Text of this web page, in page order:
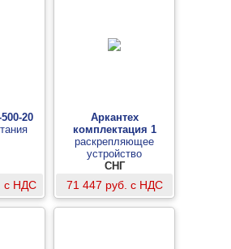
20
с НДС
Аркантех
комплектация 1
раскрепляющее
устройство
СНГ
71 447 руб. с НДС